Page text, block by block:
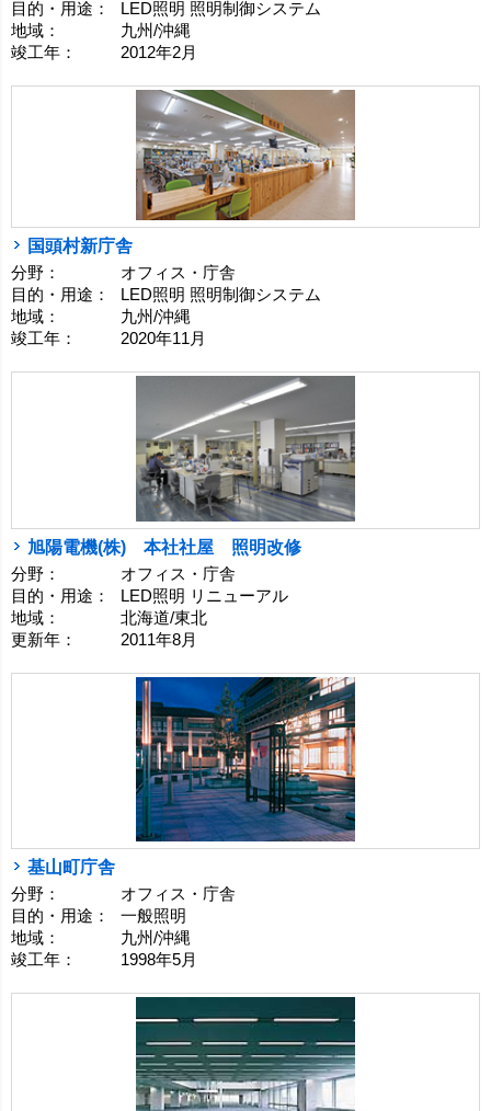
目的・用途：
LED照明 照明制御システム
地域：
九州/沖縄
竣工年：
2012年2月
国頭村新庁舎
分野：
オフィス・庁舎
目的・用途：
LED照明 照明制御システム
地域：
九州/沖縄
竣工年：
2020年11月
旭陽電機(株) 本社社屋 照明改修
分野：
オフィス・庁舎
目的・用途：
LED照明 リニューアル
地域：
北海道/東北
更新年：
2011年8月
基山町庁舎
分野：
オフィス・庁舎
目的・用途：
一般照明
地域：
九州/沖縄
竣工年：
1998年5月